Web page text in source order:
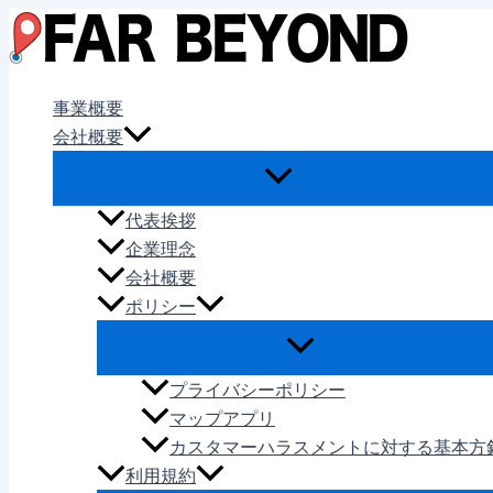
内
容
事業概要
会社概要
代表挨拶
企業理念
会社概要
ポリシー
プライバシーポリシー
マップアプリ
カスタマーハラスメントに対する基本方
利用規約